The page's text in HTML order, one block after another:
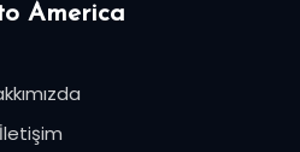
to America
İletişim